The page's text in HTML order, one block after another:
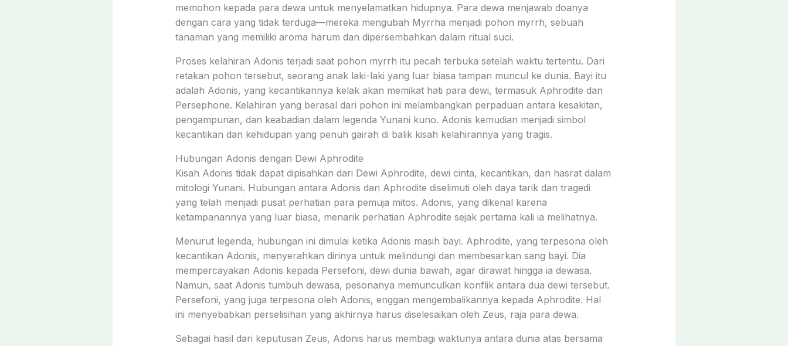
memohon kepada para dewa untuk menyelamatkan hidupnya. Para dewa menjawab doanya
dengan cara yang tidak terduga—mereka mengubah Myrrha menjadi pohon myrrh, sebuah
tanaman yang memiliki aroma harum dan dipersembahkan dalam ritual suci.
Proses kelahiran Adonis terjadi saat pohon myrrh itu pecah terbuka setelah waktu tertentu. Dari
retakan pohon tersebut, seorang anak laki-laki yang luar biasa tampan muncul ke dunia. Bayi itu
adalah Adonis, yang kecantikannya kelak akan memikat hati para dewi, termasuk Aphrodite dan
Persephone. Kelahiran yang berasal dari pohon ini melambangkan perpaduan antara kesakitan,
pengampunan, dan keabadian dalam legenda Yunani kuno. Adonis kemudian menjadi simbol
kecantikan dan kehidupan yang penuh gairah di balik kisah kelahirannya yang tragis.
Hubungan Adonis dengan Dewi Aphrodite
Kisah Adonis tidak dapat dipisahkan dari Dewi Aphrodite, dewi cinta, kecantikan, dan hasrat dalam
mitologi Yunani. Hubungan antara Adonis dan Aphrodite diselimuti oleh daya tarik dan tragedi
yang telah menjadi pusat perhatian para pemuja mitos. Adonis, yang dikenal karena
ketampanannya yang luar biasa, menarik perhatian Aphrodite sejak pertama kali ia melihatnya.
Menurut legenda, hubungan ini dimulai ketika Adonis masih bayi. Aphrodite, yang terpesona oleh
kecantikan Adonis, menyerahkan dirinya untuk melindungi dan membesarkan sang bayi. Dia
mempercayakan Adonis kepada Persefoni, dewi dunia bawah, agar dirawat hingga ia dewasa.
Namun, saat Adonis tumbuh dewasa, pesonanya memunculkan konflik antara dua dewi tersebut.
Persefoni, yang juga terpesona oleh Adonis, enggan mengembalikannya kepada Aphrodite. Hal
ini menyebabkan perselisihan yang akhirnya harus diselesaikan oleh Zeus, raja para dewa.
Sebagai hasil dari keputusan Zeus, Adonis harus membagi waktunya antara dunia atas bersama